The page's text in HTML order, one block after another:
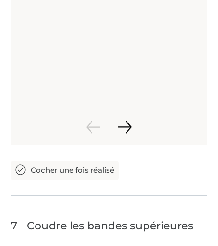
7 Coudre les bandes supérieures